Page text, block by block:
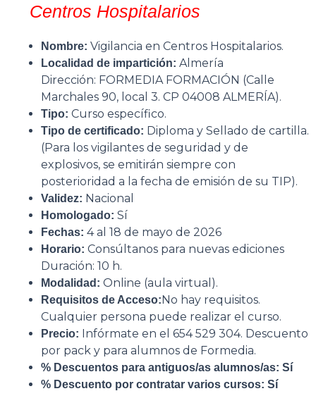
Centros Hospitalarios
Nombre: Vigilancia en Centros Hospitalarios.
Localidad de impartición: Almería
Dirección: FORMEDIA FORMACIÓN (Calle
Marchales 90, local 3. CP 04008 ALMERÍA).
Tipo: Curso específico.
Tipo de certificado: Diploma y Sellado de cartilla.
(Para los vigilantes de seguridad y de
explosivos, se emitirán siempre con
posterioridad a la fecha de emisión de su TIP).
Validez: Nacional
Homologado: Sí
Fechas: 4 al 18 de mayo de 2026
Horario: Consúltanos para nuevas ediciones
Duración: 10 h.
Modalidad: Online (aula virtual).
Requisitos de Acceso:No hay requisitos.
Cualquier persona puede realizar el curso.
Precio: Infórmate en el 654 529 304. Descuento
por pack y para alumnos de Formedia.
% Descuentos para antiguos/as alumnos/as: Sí
% Descuento por contratar varios cursos: Sí